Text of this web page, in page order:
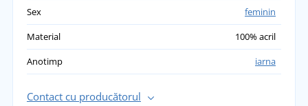
Sex
feminin
Material
100% acril
Anotimp
iarna
Contact cu producătorul